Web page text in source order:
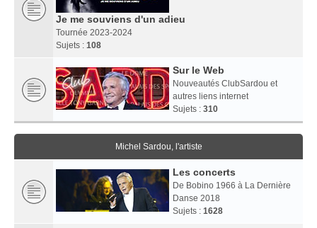
Je me souviens d'un adieu
Tournée 2023-2024
Sujets : 108
Sur le Web
Nouveautés ClubSardou et
autres liens internet
Sujets : 310
Michel Sardou, l'artiste
Les concerts
De Bobino 1966 à La Dernière
Danse 2018
Sujets : 1628